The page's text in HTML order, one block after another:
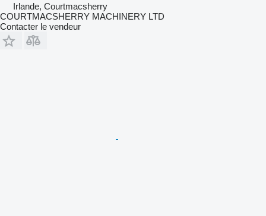
Irlande, Courtmacsherry
COURTMACSHERRY MACHINERY LTD
Contacter le vendeur